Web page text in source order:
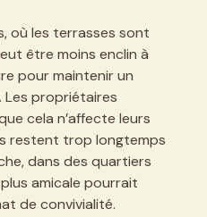
où les terrasses sont
être moins enclin à
pour maintenir un
propriétaires
cela n’affecte leurs
restent trop longtemps
dans des quartiers
amicale pourrait
de convivialité.